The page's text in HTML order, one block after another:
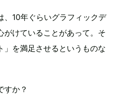
、10年ぐらいグラフィックデ
がけていることがあって。そ
」を満足させるというものな
すか？